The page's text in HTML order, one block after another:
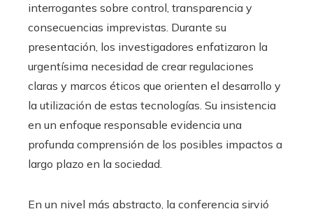
interrogantes sobre control, transparencia y
consecuencias imprevistas. Durante su
presentación, los investigadores enfatizaron la
urgentísima necesidad de crear regulaciones
claras y marcos éticos que orienten el desarrollo y
la utilización de estas tecnologías. Su insistencia
en un enfoque responsable evidencia una
profunda comprensión de los posibles impactos a
largo plazo en la sociedad.
En un nivel más abstracto, la conferencia sirvió